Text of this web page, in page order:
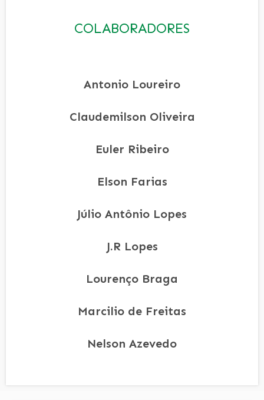
COLABORADORES
Antonio Loureiro
Claudemilson Oliveira
Euler Ribeiro
Elson Farias
Júlio Antônio Lopes
J.R Lopes
Lourenço Braga
Marcilio de Freitas
Nelson Azevedo